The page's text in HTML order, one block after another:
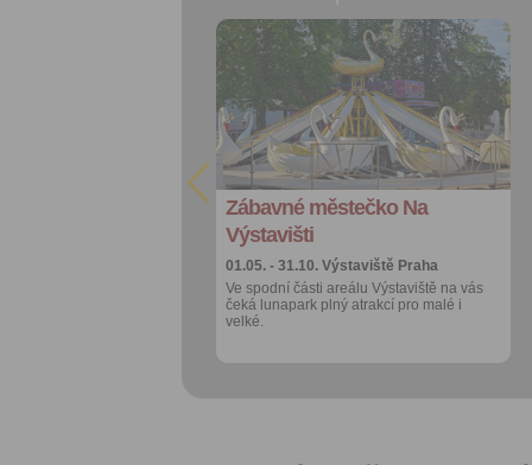
Zábavné městečko Na
Výstavišti
01.05. - 31.10. Výstaviště Praha
Ve spodní části areálu Výstaviště na vás
čeká lunapark plný atrakcí pro malé i
velké.
Přidat do
oblíbených
Sdílet:
Facebook
export do
kalendáře
Více výhod pro
přihlášené
Zábavné městečko Na
Výstavišti
01.05. - 31.10. Výstaviště Praha
Ve spodní části areálu Výstaviště na vás
čeká lunapark plný atrakcí pro malé i
velké.
Přidat do
oblíbených
Sdílet:
Facebook
export do
kalendáře
Více výhod pro
přihlášené